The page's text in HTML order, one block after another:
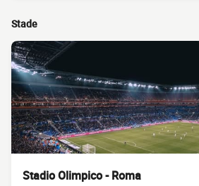
Stade
Stadio Olimpico - Roma